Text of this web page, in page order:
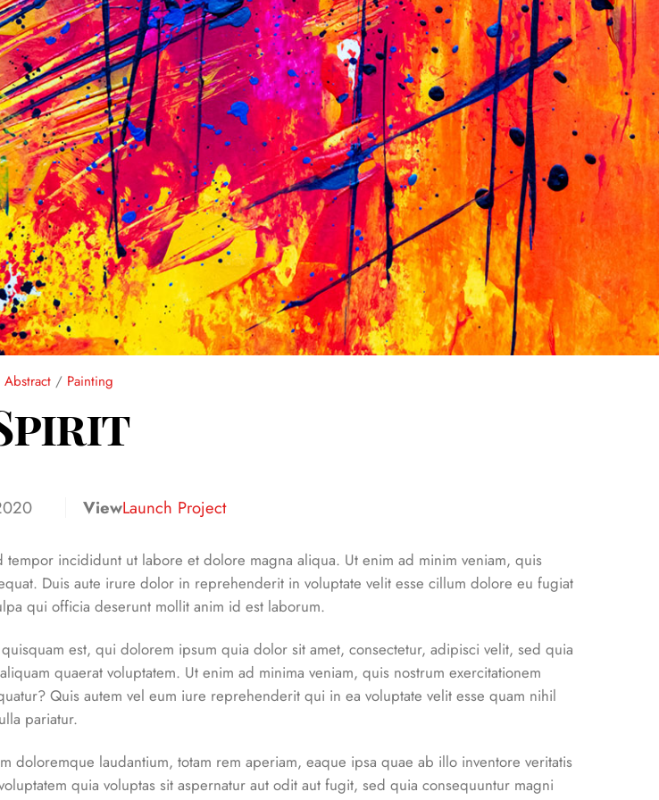
Abstract / Painting
ViewLaunch Project
incididunt ut labore et dolore magna aliqua. Ut enim ad minim veniam, quis
Duis aute irure dolor in reprehenderit in voluptate velit esse cillum dolore eu fugiat
qui officia deserunt mollit anim id est laborum.
est, qui dolorem ipsum quia dolor sit amet, consectetur, adipisci velit, sed quia
quaerat voluptatem. Ut enim ad minima veniam, quis nostrum exercitationem
Quis autem vel eum iure reprehenderit qui in ea voluptate velit esse quam nihil
pariatur.
doloremque laudantium, totam rem aperiam, eaque ipsa quae ab illo inventore veritatis
quia voluptas sit aspernatur aut odit aut fugit, sed quia consequuntur magni